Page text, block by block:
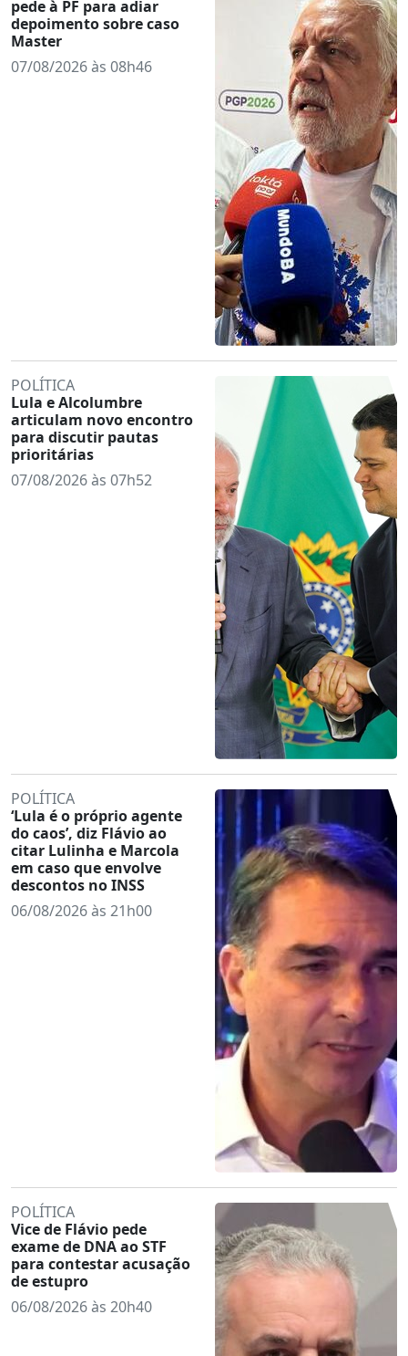
pede à PF para adiar
depoimento sobre caso
Master
07/08/2026 às 08h46
POLÍTICA
Lula e Alcolumbre
articulam novo encontro
para discutir pautas
prioritárias
07/08/2026 às 07h52
POLÍTICA
‘Lula é o próprio agente
do caos’, diz Flávio ao
citar Lulinha e Marcola
em caso que envolve
descontos no INSS
06/08/2026 às 21h00
POLÍTICA
Vice de Flávio pede
exame de DNA ao STF
para contestar acusação
de estupro
06/08/2026 às 20h40